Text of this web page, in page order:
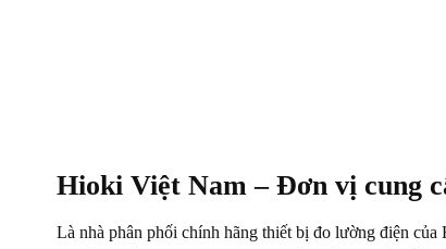
Hioki Việt Nam – Đơn vị cung
Là nhà phân phối chính hãng thiết bị đo lường điện